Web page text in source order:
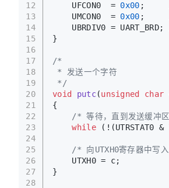
12
13
14
15
16
17
18
19
20
21
22
23
24
25
26
27
28
    UFCON0  =
0x00 ;
    UMCON0  =
0x00 ;
    UBRDIV0 = UART_BRD;
}
/*
* 发送一个字符
*/
void
putc(unsigned char
{
/* 等待，直到发送缓冲
while (!(UTRSTAT0 &
/* 向UTXH0寄存器中写
    UTXH0 = c;
}